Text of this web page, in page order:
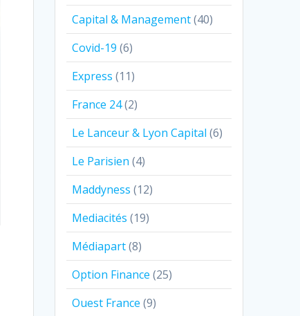
Capital & Management(40)
Covid-19 (6)
Express (11)
France 24(2)
Le Lanceur & Lyon Capital (6)
Le Parisien (4)
Maddyness (12)
Mediacités (19)
Médiapart(8)
Option Finance (25)
Ouest France (9)